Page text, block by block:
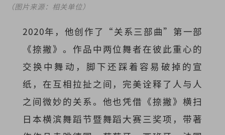
（图片来源：相关单位）
2020年，他创作了“关系三部曲”第一部
《捺撇》。作品中两位舞者在彼此重心的
交换中舞动，脚下还踩着容易破掉的宣
纸，在互相拉扯之间，完美诠释了人与人
之间微妙的关系。他也凭借《捺撇》横扫
日本横滨舞蹈节暨舞蹈大赛三奖项，带著